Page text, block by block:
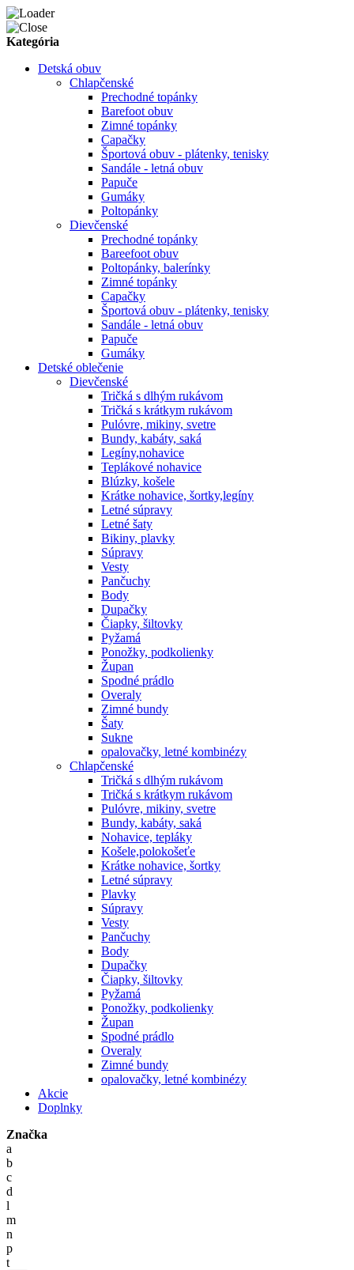
Kategória
Detská obuv
Chlapčenské
Prechodné topánky
Barefoot obuv
Zimné topánky
Capačky
Športová obuv - plátenky, tenisky
Sandále - letná obuv
Papuče
Gumáky
Poltopánky
Dievčenské
Prechodné topánky
Bareefoot obuv
Poltopánky, balerínky
Zimné topánky
Capačky
Športová obuv - plátenky, tenisky
Sandále - letná obuv
Papuče
Gumáky
Detské oblečenie
Dievčenské
Tričká s dlhým rukávom
Tričká s krátkym rukávom
Pulóvre, mikiny, svetre
Bundy, kabáty, saká
Legíny,nohavice
Teplákové nohavice
Blúzky, košele
Krátke nohavice, šortky,legíny
Letné súpravy
Letné šaty
Bikiny, plavky
Súpravy
Vesty
Pančuchy
Body
Dupačky
Čiapky, šiltovky
Pyžamá
Ponožky, podkolienky
Župan
Spodné prádlo
Overaly
Zimné bundy
Šaty
Sukne
opalovačky, letné kombinézy
Chlapčenské
Tričká s dlhým rukávom
Tričká s krátkym rukávom
Pulóvre, mikiny, svetre
Bundy, kabáty, saká
Nohavice, tepláky
Košele,polokošeťe
Krátke nohavice, šortky
Letné súpravy
Plavky
Súpravy
Vesty
Pančuchy
Body
Dupačky
Čiapky, šiltovky
Pyžamá
Ponožky, podkolienky
Župan
Spodné prádlo
Overaly
Zimné bundy
opalovačky, letné kombinézy
Akcie
Doplnky
Značka
a
b
c
d
l
m
n
p
t